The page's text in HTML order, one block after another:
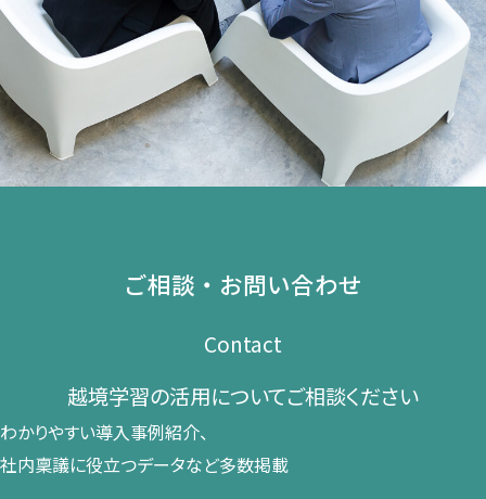
ご相談・お問い合わせ
Contact
越境学習の​活用に​ついて​ご相談ください​
わかりやすい導入事例紹介、​
社内稟議に​役立つデータなど​多数掲載